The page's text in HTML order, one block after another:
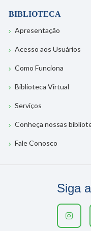
BIBLIOTECA
Apresentação
Acesso aos Usuários
Como Funciona
Biblioteca Virtual
Serviços
Conheça nossas
Fale Conosco
Siga